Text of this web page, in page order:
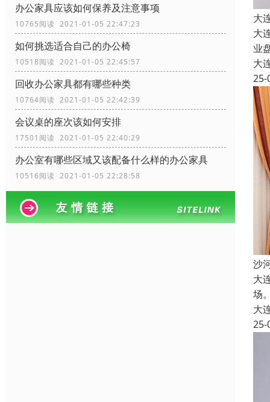
办公家具应该如何保养及注意事项
10765阅读 2021-01-05 22:47:23
如何挑选适合自己的办公椅
10518阅读 2021-01-05 22:45:57
回收办公家具都有哪些种类
10764阅读 2021-01-05 22:42:39
会议桌的座次该如何安排
17501阅读 2021-01-05 22:40:29
办公室有哪些区域又该配备什么样的办公家具
10516阅读 2021-01-05 22:28:58
大
大
业
大
25-
沙
大
场
大
25-